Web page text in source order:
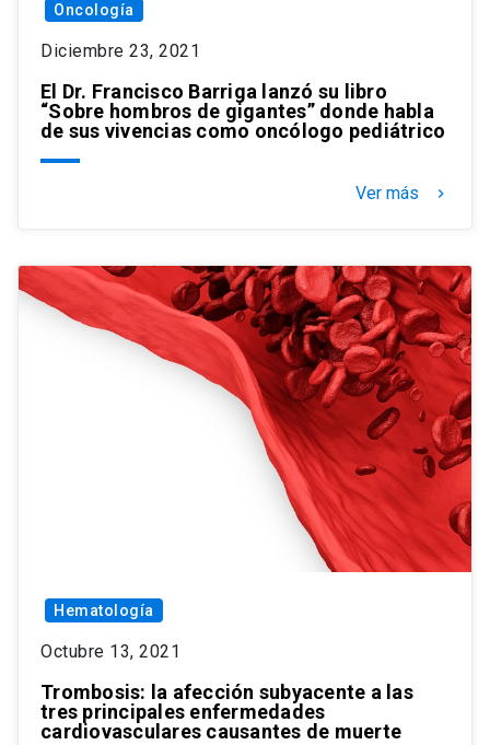
Oncología
Diciembre 23, 2021
El Dr. Francisco Barriga lanzó su libro
“Sobre hombros de gigantes” donde habla
de sus vivencias como oncólogo pediátrico
Ver más keyboard_arrow_right
Hematología
Octubre 13, 2021
Trombosis: la afección subyacente a las
tres principales enfermedades
cardiovasculares causantes de muerte